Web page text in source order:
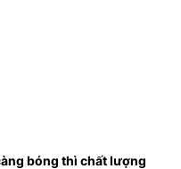
bóng thì chất lượng